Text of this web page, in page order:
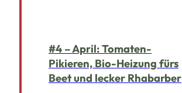
#4 – April: Tomaten-
Pikieren, Bio-Heizung fürs
Beet und lecker Rhabarber